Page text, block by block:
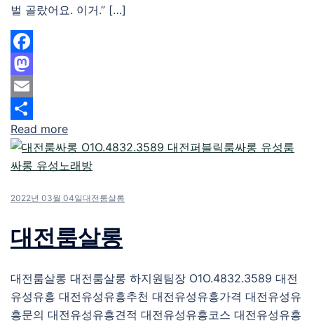
벌 골랐어요. 이거.” […]
Facebook
Mastodon
Email
Share
Read more
2022년 03월 04일대전룸살롱
대전룸살롱
대전룸살롱 대전룸살롱 하지원팀장 O1O.4832.3589 대전
유성유흥 대전유성유흥추천 대전유성유흥가격 대전유성유
흥문의 대전유성유흥견적 대전유성유흥코스 대전유성유흥